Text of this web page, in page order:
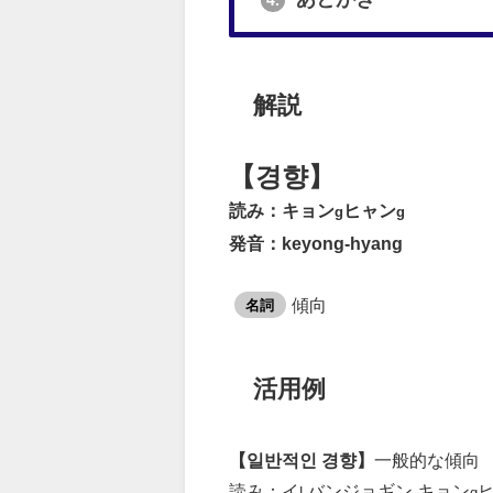
解説
【경향】
読み：キョンg ヒャンg
発音：keyong-hyang
名詞 傾向
活用例
【일반적인 경향】 一般的な傾向